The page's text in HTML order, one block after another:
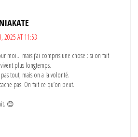
2025 AT 11:53
moi… mais j’ai compris une chose : si on fait
plus longtemps.
tout, mais on a la volonté.
pas. On fait ce qu’on peut.
😊